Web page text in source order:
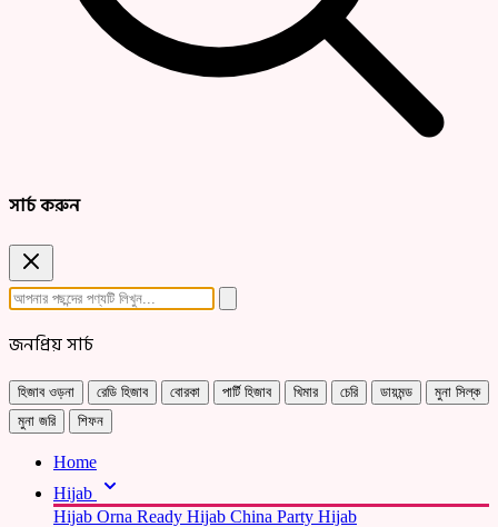
সার্চ করুন
জনপ্রিয় সার্চ
হিজাব ওড়না রেডি হিজাব বোরকা পার্টি হিজাব খিমার চেরি ডায়মন্ড
মুনা সিল্ক
মুনা জরি
শিফন
Home
Hijab
Hijab Orna Ready Hijab China Party Hijab